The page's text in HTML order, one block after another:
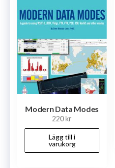
Modern Data Modes
220kr
Lägg till i
varukorg